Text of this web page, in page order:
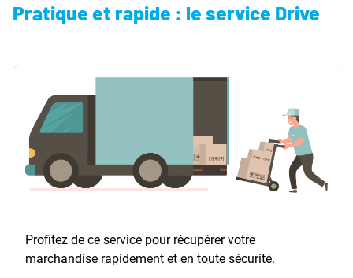
Pratique et rapide : le service Drive
Profitez de ce service pour récupérer votre
marchandise rapidement et en toute sécurité.